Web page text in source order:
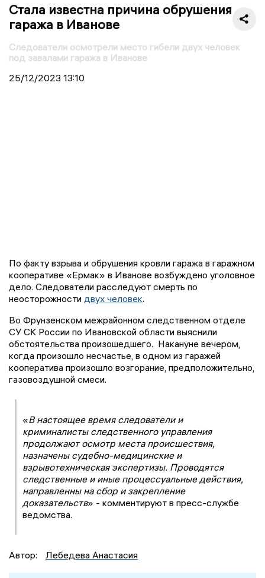
Стала известна причина обрушения
гаража в Иванове
Следователи осмотрели место гибели двух человек
под завалами гаража в Иванове
25/12/2023 13:10
По факту взрыва и обрушения кровли гаража в гаражном
кооперативе «Ермак» в Иванове возбуждено уголовное
дело. Следователи расследуют смерть по
неосторожности двух человек.
Во Фрунзенском межрайонном следственном отделе
СУ СК России по Ивановской области выяснили
обстоятельства произошедшего. Накануне вечером,
когда произошло несчастье, в одном из гаражей
кооператива произошло возгорание, предположительно,
газовоздушной смеси.
«В настоящее время следователи и
криминалисты следственного управления
продолжают осмотр места происшествия,
назначены судебно-медицинские и
взрывотехническая экспертизы. Проводятся
следственные и иные процессуальные действия,
направленны на сбор и закрепление
доказательств» - комментируют в пресс-службе
ведомства.
Автор: Лебедева Анастасия